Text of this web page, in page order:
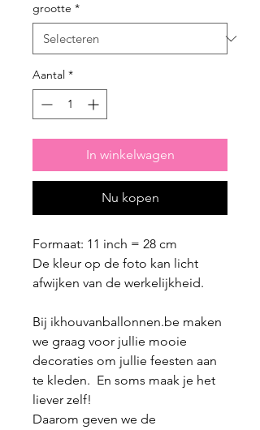
grootte *
Aantal *
In winkelwagen
Nu kopen
Formaat: 11 inch = 28 cm
De kleur op de foto kan licht
afwijken van de werkelijkheid.
Bij ikhouvanballonnen.be maken
we graag voor jullie mooie
decoraties om jullie feesten aan
te kleden. En soms maak je het
liever zelf!
Daarom geven we de